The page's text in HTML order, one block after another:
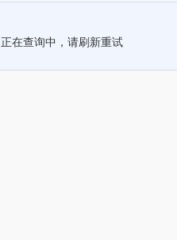
正在查询中，请刷新重试